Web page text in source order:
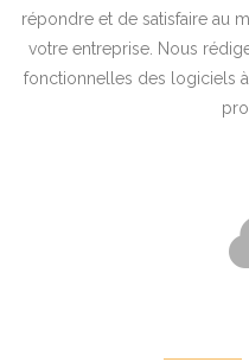
répondre et de satisfaire au
votre entreprise. Nous
fonctionnelles des logiciels